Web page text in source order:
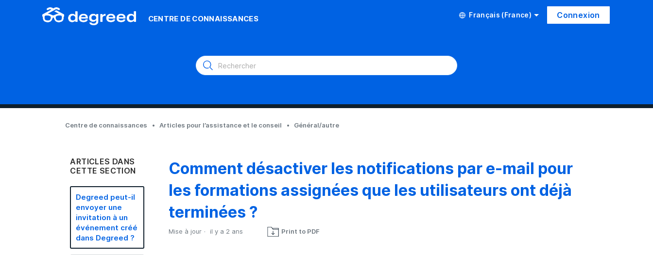
CENTRE DE CONNAISSANCES Français (France) Connexion
Centre de connaissances Articles pour l’assistance et le conseil Général/autre
ARTICLES DANS
CETTE SECTION
Degreed peut-il
envoyer une
invitation à un
événement créé
dans Degreed ?
Comment désactiver les notifications par e-mail pour
les formations assignées que les utilisateurs ont déjà
terminées ?
Mise à jour il y a 2 ans Print to PDF